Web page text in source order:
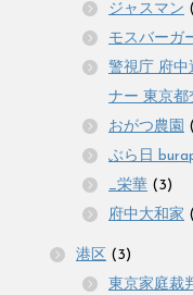
ジャスマン
モスバーガ
警視庁 府中
ナー 東京都
おがつ農園
ぶら日
_栄華 (3)
府中大和家
港区 (3)
東京家庭裁